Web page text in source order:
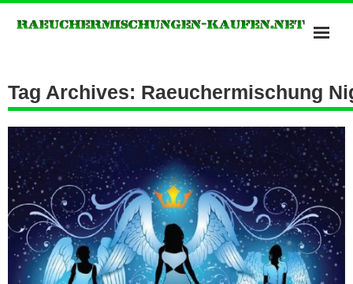
Kush Räuchermischungen
Potpourris of Heavan
Räuchermischungen Shops
Spice Räuchermischung
Tag Archives: Raeuchermischung